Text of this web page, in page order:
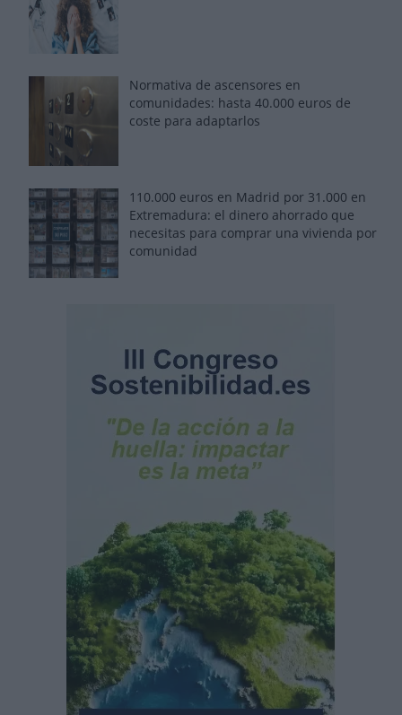
Normativa de ascensores en
comunidades: hasta 40.000 euros de
coste para adaptarlos
110.000 euros en Madrid por 31.000 en
Extremadura: el dinero ahorrado que
necesitas para comprar una vivienda por
comunidad